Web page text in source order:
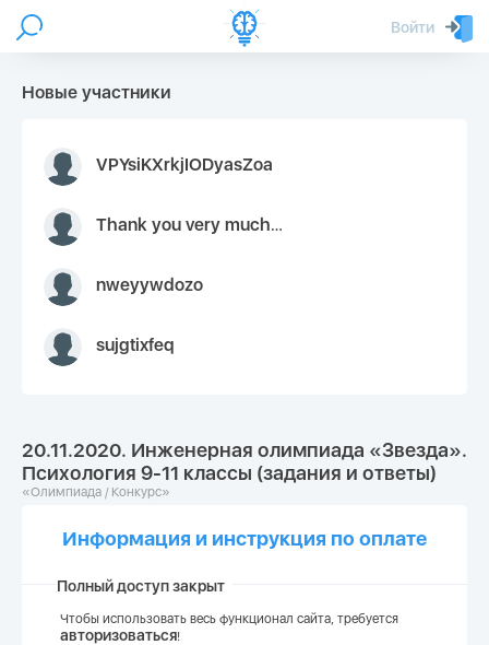
Войти
Новые участники
VPYsiKXrkjIODyasZoa
Thank you very much for your inquiry We appreciate you 9126052 https://youtube.com faceapple !
nweyywdozo
sujgtixfeq
20.11.2020. Инженерная олимпиада «Звезда».
Психология 9-11 классы (задания и ответы)
«Олимпиада / Конкурс»
Информация и инструкция по оплате
Полный доступ закрыт
Чтобы использовать весь функционал сайта, требуется
авторизоваться!